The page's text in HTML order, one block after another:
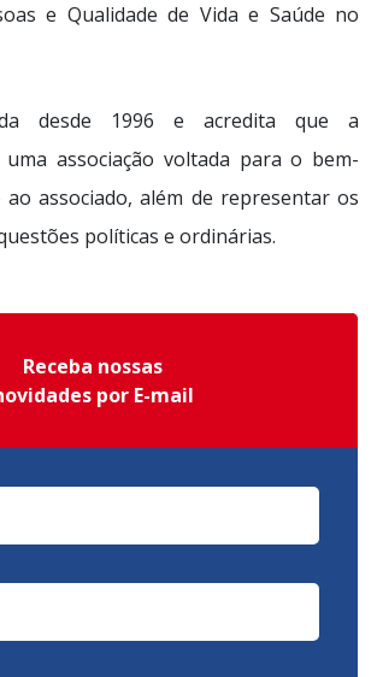
e Qualidade de Vida e Saúde no
desde 1996 e acredita que a
uma associação voltada para o bem-
associado, além de representar os
políticas e ordinárias.
Receba nossas
por E-mail